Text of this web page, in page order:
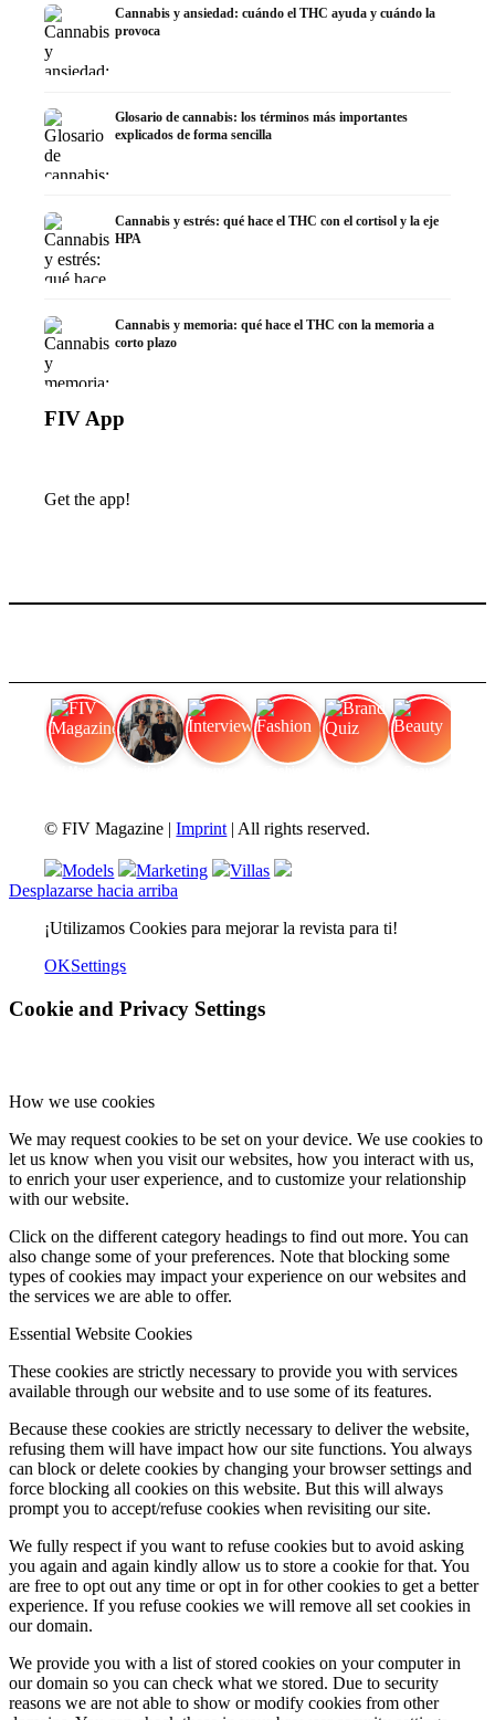
Cannabis y ansiedad: cuándo el THC ayuda y cuándo la
provoca
Glosario de cannabis: los términos más importantes
explicados de forma sencilla
Cannabis y estrés: qué hace el THC con el cortisol y la eje
HPA
Cannabis y memoria: qué hace el THC con la memoria a
corto plazo
FIV App
Get the app!
© FIV Magazine |Imprint | All rights reserved.
Models Marketing
Villas
Desplazarse hacia arriba
¡Utilizamos Cookies para mejorar la revista para ti!
OKSettings
Cookie and Privacy Settings
How we use cookies
We may request cookies to be set on your device. We use cookies to
let us know when you visit our websites, how you interact with us,
to enrich your user experience, and to customize your relationship
with our website.
Click on the different category headings to find out more. You can
also change some of your preferences. Note that blocking some
types of cookies may impact your experience on our websites and
the services we are able to offer.
Essential Website Cookies
These cookies are strictly necessary to provide you with services
available through our website and to use some of its features.
Because these cookies are strictly necessary to deliver the website,
refusing them will have impact how our site functions. You always
can block or delete cookies by changing your browser settings and
force blocking all cookies on this website. But this will always
prompt you to accept/refuse cookies when revisiting our site.
We fully respect if you want to refuse cookies but to avoid asking
you again and again kindly allow us to store a cookie for that. You
are free to opt out any time or opt in for other cookies to get a better
experience. If you refuse cookies we will remove all set cookies in
our domain.
We provide you with a list of stored cookies on your computer in
our domain so you can check what we stored. Due to security
reasons we are not able to show or modify cookies from other